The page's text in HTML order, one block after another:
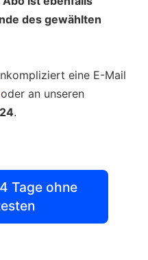
des gewählten
eine E-Mail
oder an unseren
.
Tage ohne